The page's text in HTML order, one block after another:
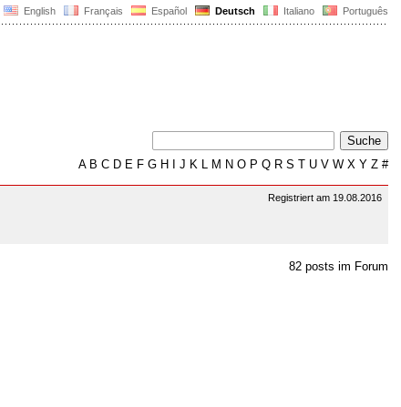
English Français Español Deutsch Italiano Português
AB C D E F G H J K L M N O P Q R S T U V W X Y Z #
Registriert am 19.08.2016
82 posts im Forum